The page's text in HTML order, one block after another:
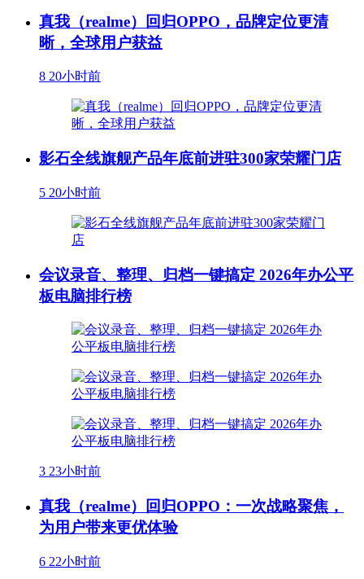
真我（realme）回归OPPO，品牌定位更清
晰，全球用户获益
8 20小时前
影石全线旗舰产品年底前进驻300家荣耀门店
5 20小时前
会议录音、整理、归档一键搞定 2026年办公平
板电脑排行榜
3 23小时前
真我（realme）回归OPPO：一次战略聚焦，
为用户带来更优体验
6 22小时前